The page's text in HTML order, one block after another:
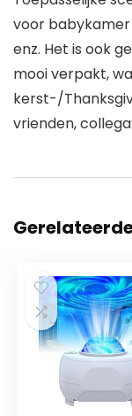
voor
enz. Het is ook
mooi verpakt,
kerst-/
vrienden,